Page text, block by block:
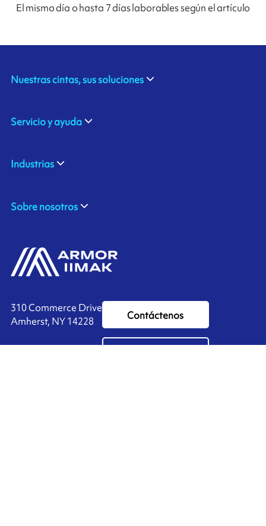
El mismo día o hasta 7 días laborables según el artículo
310 Commerce Drive
Amherst, NY 14228
Contáctenos
Nuestras cintas, sus soluciones
Servicio y ayuda
Industrias
Sobre nosotros